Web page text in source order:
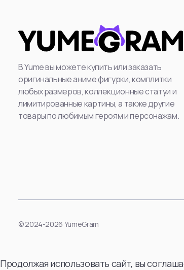
В Yume вы можете купить или заказать
оригинальные аниме фигурки, комплитки
любых размеров, коллекционные статуи и
лимитированные картины, а также другие
товары по любимым героям и персонажам.
© 2024-2026 YumeGram
Продолжая использовать сайт, вы